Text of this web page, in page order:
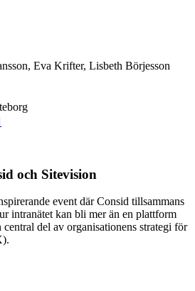
Eva Krifter, Lisbeth Börjesson
och Sitevision
event där Consid tillsammans
intranätet kan bli mer än en plattform
del av organisationens strategi för